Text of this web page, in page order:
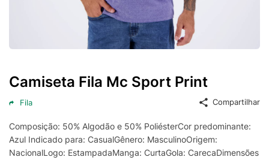
Camiseta Fila Mc Sport Print
Fila Compartilhar
Composição: 50% Algodão e 50% PoliésterCor predominante:
Azul Indicado para: CasualGênero: MasculinoOrigem:
NacionalLogo: EstampadaManga: CurtaGola: CarecaDimensões